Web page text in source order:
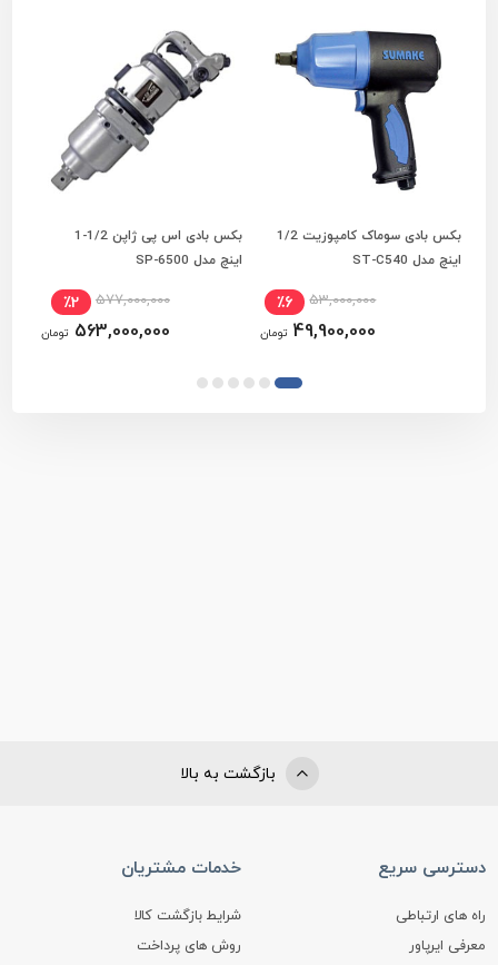
افزودن به سبد خرید بکس بادی سوماک کامپوزیت 1/2
اینچ مدل ST-C540
53,000,000 ٪6
49,900,000 تومان
افزودن به سبد خرید بکس بادی اس پی ژاپن 1/2-1
اینچ مدل SP-6500
577,000,000 ٪2
563,000,000 تومان
بازگشت به بالا
دسترسی سریع
راه های ارتباطی
معرفی ایرپاور
خدمات مشتریان
شرایط بازگشت کالا
روش های پرداخت